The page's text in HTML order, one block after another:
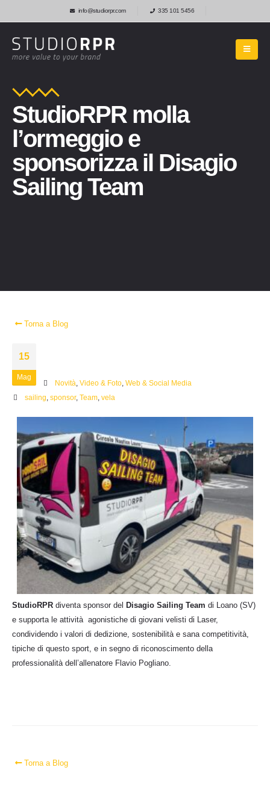
info@studiorpr.com 335 101 5456
StudioRPR molla
l’ormeggio e
sponsorizza il Disagio
Sailing Team
Torna a Blog
15
Mag
Novità Video & Foto, Web & Social Media
sailing sponsor, Team, vela
StudioRPR diventa sponsor del Disagio Sailing Team di Loano (SV)
e supporta le attività agonistiche di giovani velisti di Laser,
condividendo i valori di dedizione, sostenibilità e sana competitività,
tipiche di questo sport, e in segno di riconoscimento della
professionalità dell’allenatore Flavio Pogliano.
Torna a Blog